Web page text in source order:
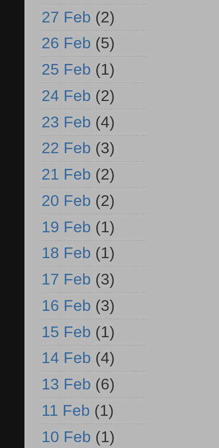
27 Feb (2)
26 Feb (5)
25 Feb (1)
24 Feb (2)
23 Feb (4)
22 Feb (3)
21 Feb (2)
20 Feb (2)
19 Feb (1)
18 Feb (1)
17 Feb (3)
16 Feb (3)
15 Feb (1)
14 Feb (4)
13 Feb (6)
11 Feb (1)
10 Feb (1)